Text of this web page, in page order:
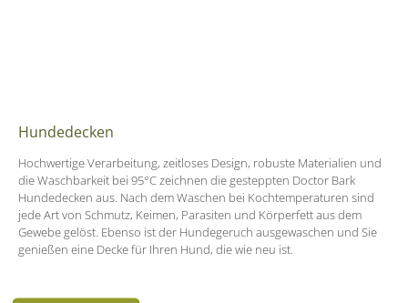
Hundedecken
Hochwertige Verarbeitung, zeitloses Design, robuste Materialien und
die Waschbarkeit bei 95°C zeichnen die gesteppten Doctor Bark
Hundedecken aus. Nach dem Waschen bei Kochtemperaturen sind
jede Art von Schmutz, Keimen, Parasiten und Körperfett aus dem
Gewebe gelöst. Ebenso ist der Hundegeruch ausgewaschen und Sie
genießen eine Decke für Ihren Hund, die wie neu ist.